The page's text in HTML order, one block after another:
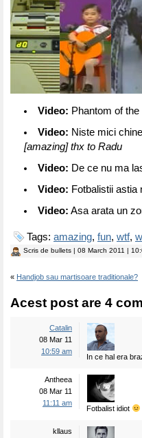
Video: Phantom of
Video: Niste mici
[amazing] thx to Radu
Video: De ce nu ma
Video: Fotbalistii astia
Video: Asa arata un
Tags: amazing, fun, wtf,
Scris de bullets | 08 March 2011 |
« Handjob sau martisoare traditionale?
Acest post are 4
Catalin
08 Mar 11
10:59 am
In ce hal era
Antheea
08 Mar 11
11:11 am
Fotbalist idiot
kllaus